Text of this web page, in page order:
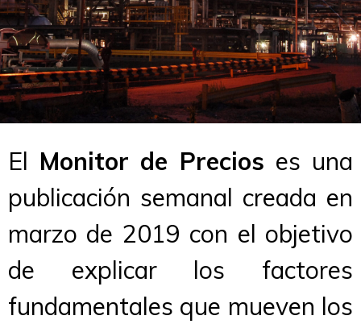
El Monitor de Precios es una
publicación semanal creada en
marzo de 2019 con el objetivo
de explicar los factores
fundamentales que mueven los